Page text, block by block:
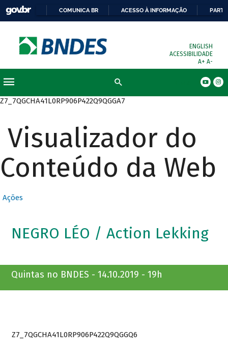
COMUNICA BR ACESSO À INFORMAÇÃO
ENGLISH
ACESSIBILIDADE
A+ A-
Z7_7QGCHA41L0RP906P422Q9QGGA7
Visualizador do
Conteúdo da Web
Ações
NEGRO LÉO / Action Lekking
Quintas no BNDES - 14.10.2019 - 19h
Z7_7QGCHA41L0RP906P422Q9QGGQ6